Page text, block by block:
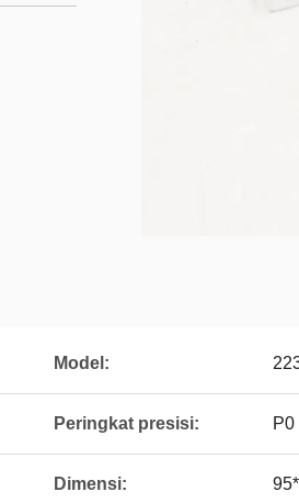
Model:
Peringkat presisi:
Dimensi: